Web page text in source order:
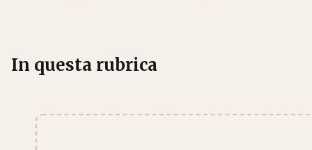
In questa rubrica